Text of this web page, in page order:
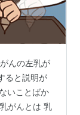
んの左乳が
ると説明が
いことばか
がんとは 乳